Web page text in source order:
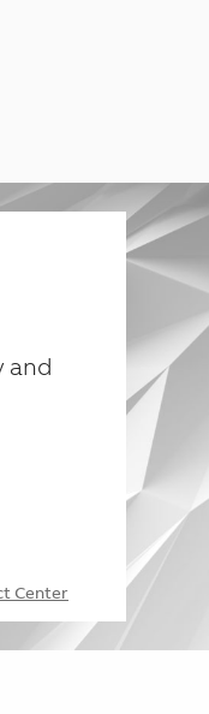
and
Center